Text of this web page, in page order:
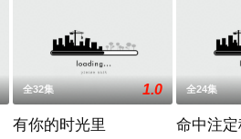
全32集 1.0
有你的时光里
全24集
命中注